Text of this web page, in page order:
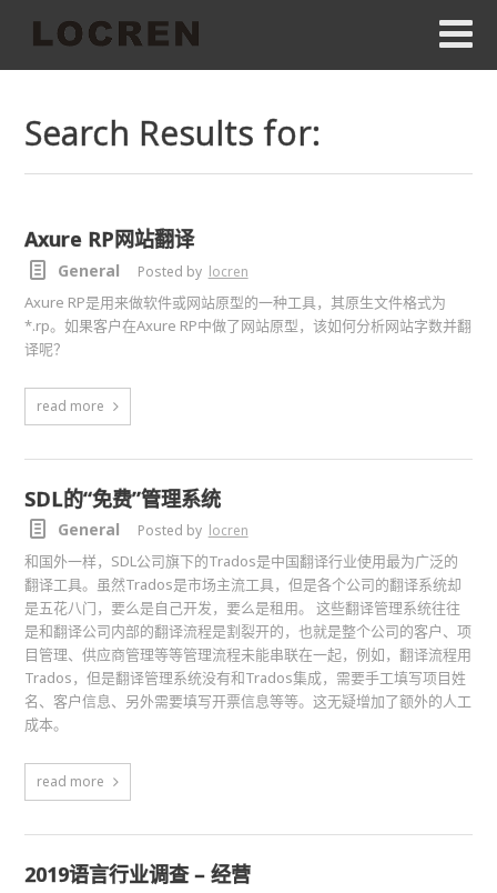
Search Results for:
Axure RP网站翻译
General Posted by locren
Axure RP是用来做软件或网站原型的一种工具，其原生文件格式为
*.rp。如果客户在Axure RP中做了网站原型，该如何分析网站字数并翻
译呢？
read more
SDL的“免费”管理系统
General Posted by locren
和国外一样，SDL公司旗下的Trados是中国翻译行业使用最为广泛的
翻译工具。虽然Trados是市场主流工具，但是各个公司的翻译系统却
是五花八门，要么是自己开发，要么是租用。 这些翻译管理系统往往
是和翻译公司内部的翻译流程是割裂开的，也就是整个公司的客户、项
目管理、供应商管理等等管理流程未能串联在一起，例如，翻译流程用
Trados，但是翻译管理系统没有和Trados集成，需要手工填写项目姓
名、客户信息、另外需要填写开票信息等等。这无疑增加了额外的人工
成本。
read more
2019语言行业调查 – 经营